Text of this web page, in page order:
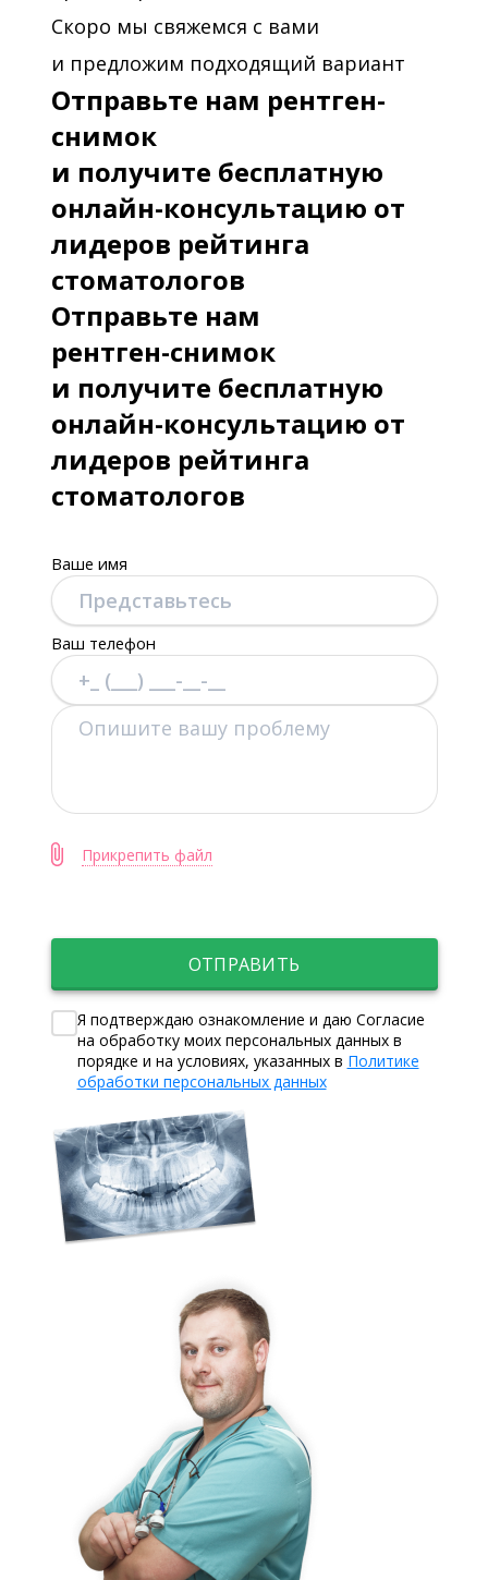
Скоро мы свяжемся с вами
и предложим подходящий вариант
Отправьте нам рентген-
снимок
и получите бесплатную
онлайн-консультацию от
лидеров рейтинга
стоматологов
Отправьте нам
рентген-снимок
и получите бесплатную
онлайн-консультацию от
лидеров рейтинга
стоматологов
Ваше имя
Ваш телефон
Прикрепить файл
ОТПРАВИТЬ
Я подтверждаю ознакомление и даю Согласие
на обработку моих персональных данных в
порядке и на условиях, указанных в Политике
обработки персональных данных